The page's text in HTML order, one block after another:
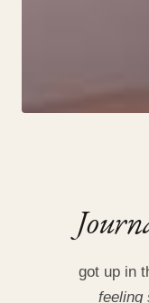
R O C
24. July
got up in
feeling